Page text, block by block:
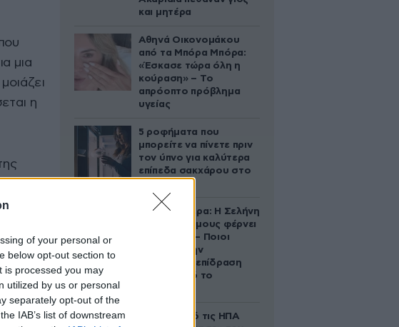
of your personal or
below opt-out section to
is processed you may
utilized by us or personal
separately opt-out of the
IAB’s list of downstream
μια
η
57
που
και μητέρα
Αθηνά Οικονομάκου
από τα Μπόρα Μπόρα:
«Έσκασε τώρα όλη η
κούραση» – Το
απρόοπτο πρόβλημα
υγείας
5 ροφήματα που
μπορείτε να πίνετε πριν
τον ύπνο για καλύτερα
επίπεδα σακχάρου στο
Ζώδια σήμερα: Η Σελήνη
στους Διδύμους φέρνει
ανατροπές – Ποιοι
δέχονται την
ευεργετική επίδραση
του Δία από το
Ζευγάρι από τις ΗΠΑ